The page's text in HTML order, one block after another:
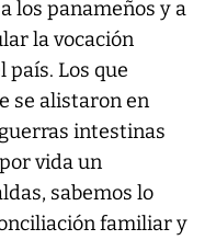
los panameños y a
la vocación
Los que
se alistaron en
intestinas
vida un
sabemos lo
familiar y